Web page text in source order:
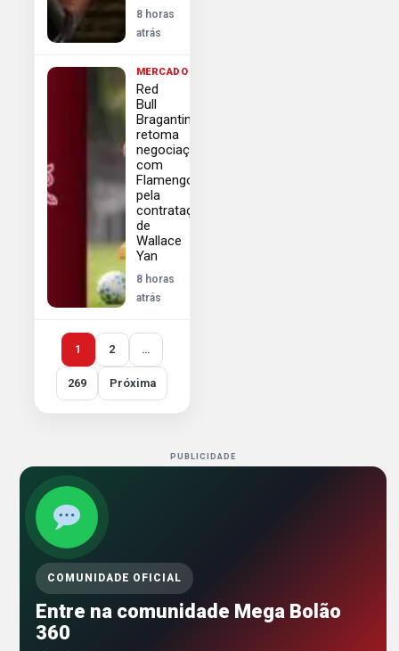
8 horas
atrás
MERCADO
Red
Bull
Bragantino
retoma
negociações
com
Flamengo
pela
contratação
de
Wallace
Yan
8 horas
atrás
1 2 …
269 Próxima
PUBLICIDADE
COMUNIDADE OFICIAL
Entre na comunidade Mega Bolão
360